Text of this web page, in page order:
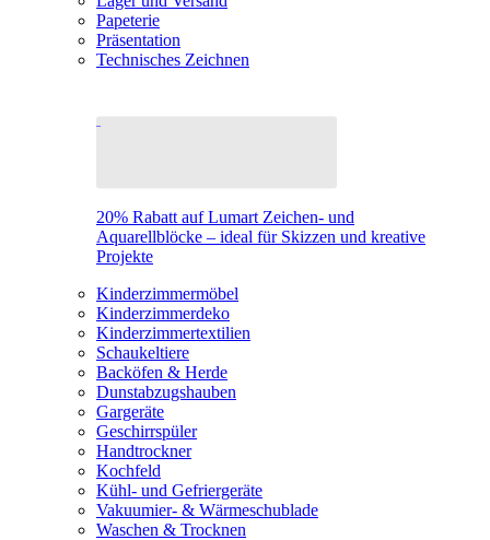
Papeterie
Präsentation
Technisches Zeichnen
20% Rabatt auf Lumart Zeichen- und
Aquarellblöcke – ideal für Skizzen und kreative
Projekte
Kinderzimmermöbel
Kinderzimmerdeko
Kinderzimmertextilien
Schaukeltiere
Backöfen & Herde
Dunstabzugshauben
Gargeräte
Geschirrspüler
Handtrockner
Kochfeld
Kühl- und Gefriergeräte
Vakuumier- & Wärmeschublade
Waschen & Trocknen